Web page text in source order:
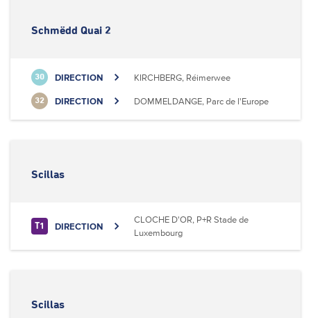
Schmëdd Quai 2
30 DIRECTION KIRCHBERG, Réimerwee
32 DIRECTION DOMMELDANGE, Parc de l'Europe
Scillas
T1 DIRECTION
CLOCHE D'OR, P+R Stade de
Luxembourg
Scillas